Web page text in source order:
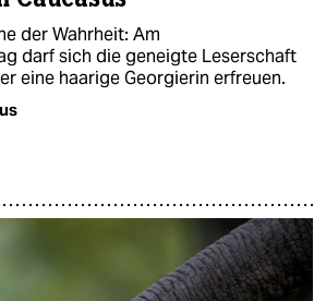
der Wahrheit: Am
darf sich die geneigte Leserschaft
eine haarige Georgierin erfreuen.